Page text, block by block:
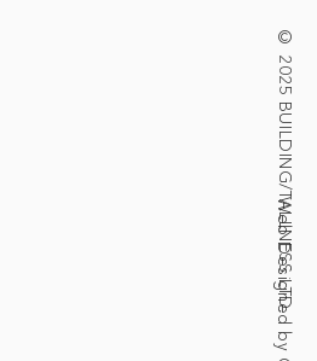
© 2025 BUILDING/TALLNESS LTD.